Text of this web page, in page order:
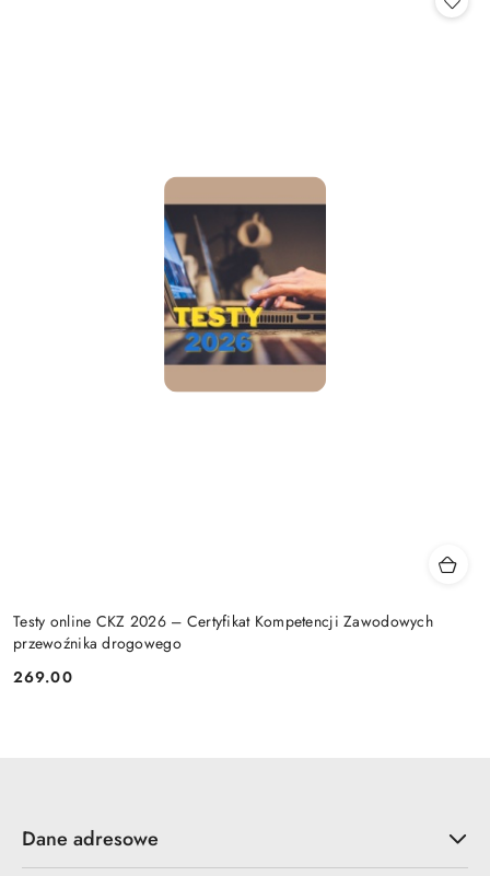
Testy online CKZ 2026 – Certyfikat Kompetencji Zawodowych
przewoźnika drogowego
Cena:
269.00
Dane adresowe